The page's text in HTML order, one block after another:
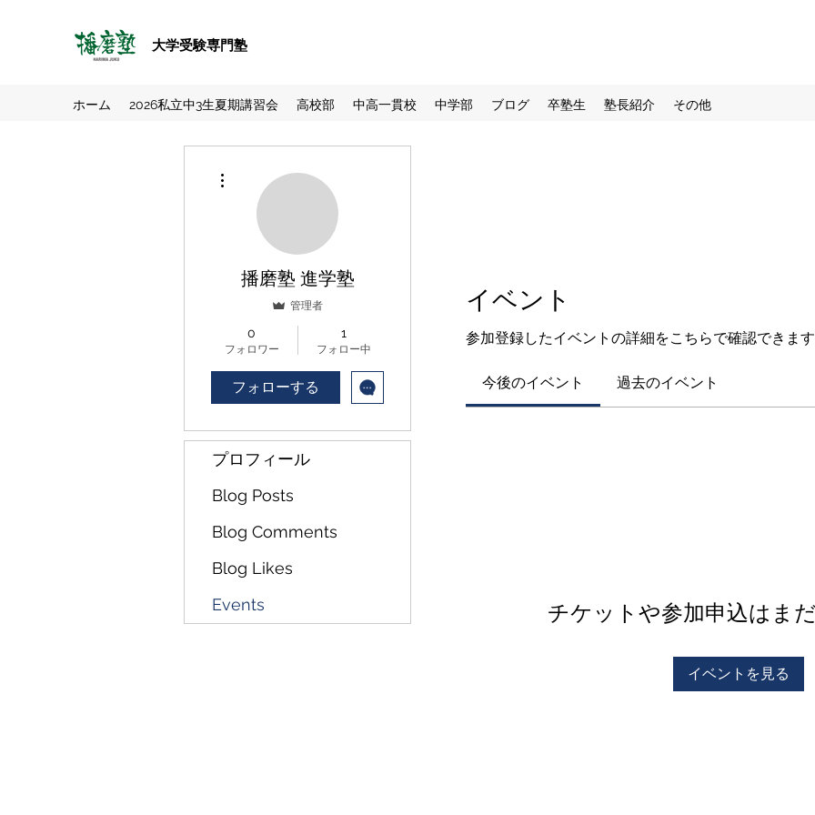
大学受験専門塾
ホーム 2026私立中3生夏期講習会 高校部 中高一貫校 中学部 ブログ 卒塾生 塾長紹介 その他
イベント
参加登録したイベントの詳細をこちらで確認できます
今後のイベント 過去のイベント
チケットや参加申込はま
イベントを見る
播磨塾 進学塾
管理者
0
フォロワー
1
フォロー中
フォローする
プロフィール
Blog Posts
Blog Comments
Blog Likes
Events